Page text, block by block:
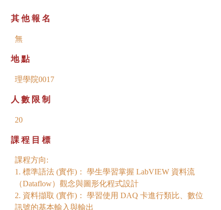
其他報名
無
地點
理學院0017
人數限制
20
課程目標
課程方向:
1. 標準語法 (實作)： 學生學習掌握 LabVIEW 資料流
（Dataflow）觀念與圖形化程式設計
2. 資料擷取 (實作)： 學習使用 DAQ 卡進行類比、數位
訊號的基本輸入與輸出